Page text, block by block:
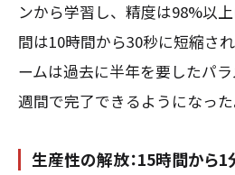
ンから学習し、精度は98%以
間は10時間から30秒に短縮さ
ームは過去に半年を要したパ
週間で完了できるようになった
生産性の解放：15時間から